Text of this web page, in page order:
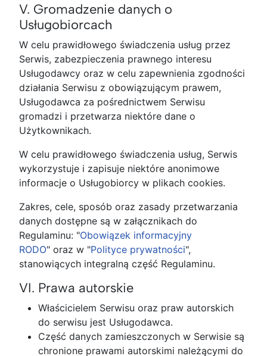
V. Gromadzenie danych o
Usługobiorcach
W celu prawidłowego świadczenia usług przez
Serwis, zabezpieczenia prawnego interesu
Usługodawcy oraz w celu zapewnienia zgodności
działania Serwisu z obowiązującym prawem,
Usługodawca za pośrednictwem Serwisu
gromadzi i przetwarza niektóre dane o
Użytkownikach.
W celu prawidłowego świadczenia usług, Serwis
wykorzystuje i zapisuje niektóre anonimowe
informacje o Usługobiorcy w plikach cookies.
Zakres, cele, sposób oraz zasady przetwarzania
danych dostępne są w załącznikach do
Regulaminu: "Obowiązek informacyjny
RODO" oraz w "Polityce prywatności",
stanowiących integralną część Regulaminu.
VI. Prawa autorskie
Właścicielem Serwisu oraz praw autorskich
do serwisu jest Usługodawca.
Część danych zamieszczonych w Serwisie są
chronione prawami autorskimi należącymi do